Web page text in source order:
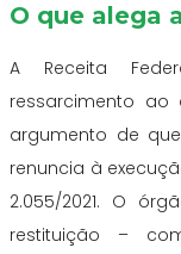
O que alega
A Receita
ressarcimento ao
argumento de
renuncia à
2.055/2021. O
restituição –